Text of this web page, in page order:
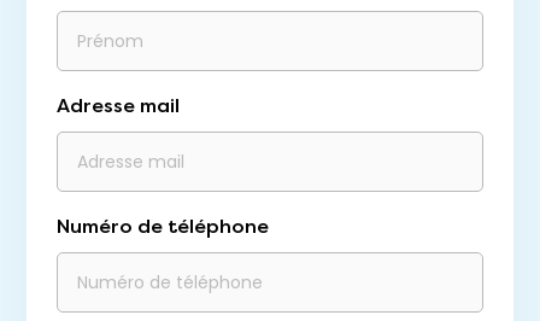
Adresse mail
Numéro de téléphone